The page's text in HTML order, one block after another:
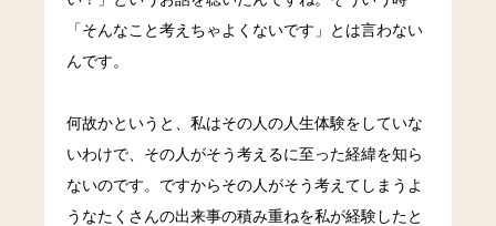
「そんなこと考えちゃよくないです」とは言わない
んです。
何故かというと、私はその人の人生体験をしていな
いわけで、その人がそう考えるに至った経緯を知ら
ないのです。ですからその人がそう考えてしまうよ
うなたくさんの出来事の積み重ねを私が経験したと